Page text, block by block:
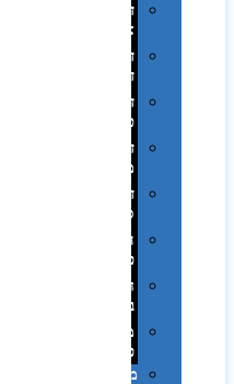
דפוס
אופסט
דפוס
דיגיטלי
דפוס
טמפון
דפוס
משי
דפוס
סובלימציה
הדפס
פרוצס
חריטה
בלייזר
מהו
פנטון?
מיתוג